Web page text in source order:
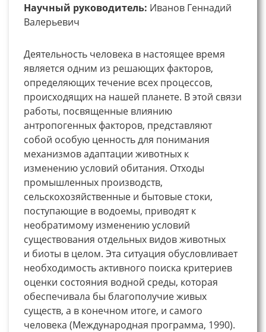
Научный руководитель: Иванов Геннадий
Валерьевич
Деятельность человека в настоящее время
является одним из решающих факторов,
определяющих течение всех процессов,
происходящих на нашей планете. В этой связи
работы, посвященные влиянию
антропогенных факторов, представляют
собой особую ценность для понимания
механизмов адаптации животных к
изменению условий обитания. Отходы
промышленных производств,
сельскохозяйственные и бытовые стоки,
поступающие в водоемы, приводят к
необратимому изменению условий
существования отдельных видов животных
и биоты в целом. Эта ситуация обусловливает
необходимость активного поиска критериев
оценки состояния водной среды, которая
обеспечивала бы благополучие живых
существ, а в конечном итоге, и самого
человека (Международная программа, 1990).